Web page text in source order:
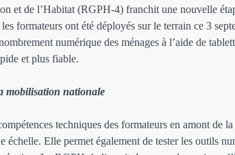
et de l’Habitat (RGPH-4) franchit une nouvelle
formateurs ont été déployés sur le terrain ce 3
numérique des ménages à l’aide de
et plus fiable.
mobilisation nationale
techniques des formateurs en amont de
échelle. Elle permet également de tester les outils